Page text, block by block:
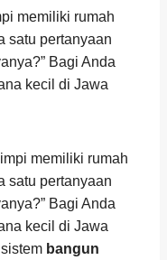
memiliki rumah
satu pertanyaan
Bagi Anda
kecil di Jawa
memiliki rumah
satu pertanyaan
Bagi Anda
kecil di Jawa
bangun